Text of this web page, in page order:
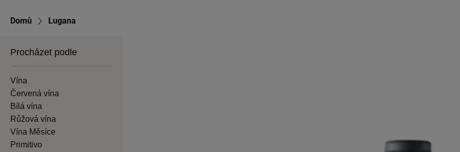
Domů Lugana
Procházet podle
Vína
Červená vína
Bílá vína
Růžová vína
Vína Měsíce
Primitivo